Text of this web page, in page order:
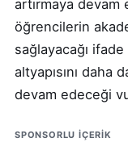
artırmaya
öğrencilerin
sağlayacağı
altyapısını daha
devam edeceği
SPONSORLU IÇERIK